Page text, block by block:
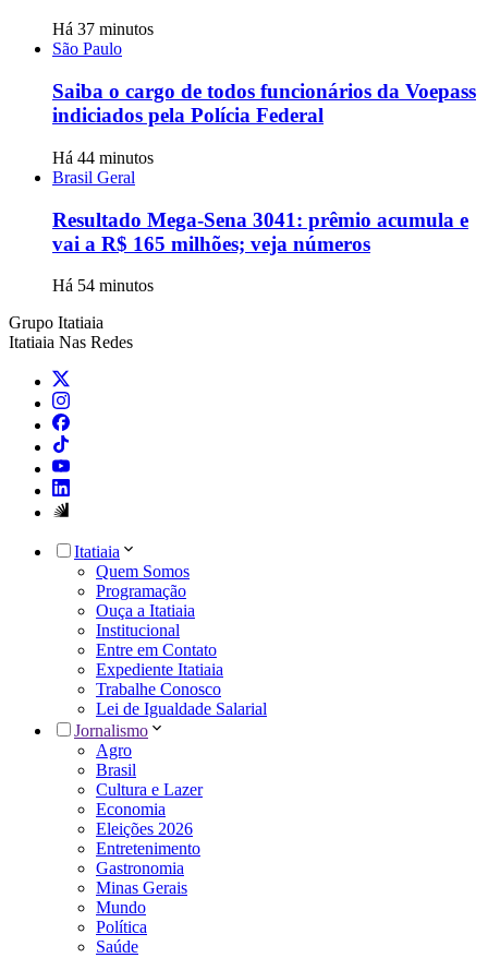
Há 37 minutos
São Paulo
Saiba o cargo de todos funcionários da Voepass
indiciados pela Polícia Federal
Há 44 minutos
Brasil Geral
Resultado Mega-Sena 3041: prêmio acumula e
vai a R$ 165 milhões; veja números
Há 54 minutos
Grupo Itatiaia
Itatiaia Nas Redes
Itatiaia
Quem Somos
Programação
Ouça a Itatiaia
Institucional
Entre em Contato
Expediente Itatiaia
Trabalhe Conosco
Lei de Igualdade Salarial
Jornalismo
Agro
Brasil
Cultura e Lazer
Economia
Eleições 2026
Entretenimento
Gastronomia
Minas Gerais
Mundo
Política
Saúde